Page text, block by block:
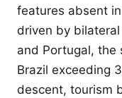
features absent
driven by
and Portugal, the
Brazil exceeding
descent, tourism